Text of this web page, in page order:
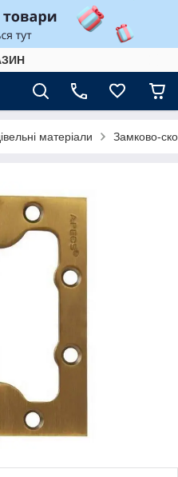
матеріали Замково-